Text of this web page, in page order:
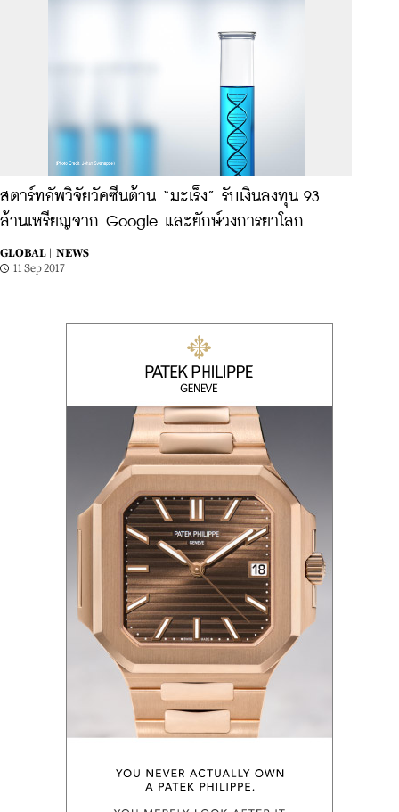
สตาร์ทอัพวิจัยวัคซีนต้าน “มะเร็ง” รับเงินลงทุน 93
ล้านเหรียญจาก Google และยักษ์วงการยาโลก
GLOBAL |
NEWS
11 Sep 2017